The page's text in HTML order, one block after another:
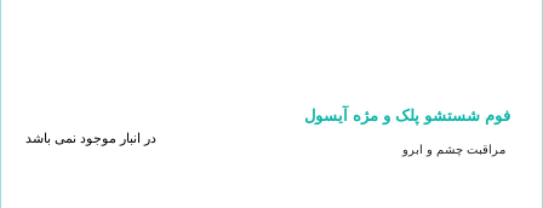
فوم شستشو پلک و مژه آیسول
مراقبت چشم و ابرو
در انبار موجود نمی باشد